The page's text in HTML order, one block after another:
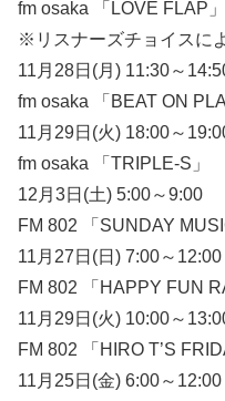
fm osaka 「LOVE FLAP」
※リスナーズチョイスに
11月28日(月) 11:30～
fm osaka 「BEAT ON
11月29日(火) 18:00～
fm osaka 「TRIPLE-S」
12月3日(土) 5:00～9:00
FM 802 「SUNDAY
11月27日(日) 7:00～12:00
FM 802 「HAPPY FUN
11月29日(火) 10:00～
FM 802 「HIRO T’S
11月25日(金) 6:00～12:00